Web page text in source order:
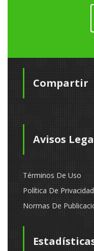
Compartir
Avisos
Términos De Uso
Política De Privacidad
Normas De